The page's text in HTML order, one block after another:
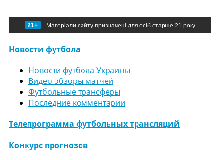
21+ Матеріали сайту призначені для осіб старше 21 року
Новости футбола
Новости футбола Украины
Видео обзоры матчей
Футбольные трансферы
Последние комментарии
Телепрограмма футбольных трансляций
Конкурс прогнозов